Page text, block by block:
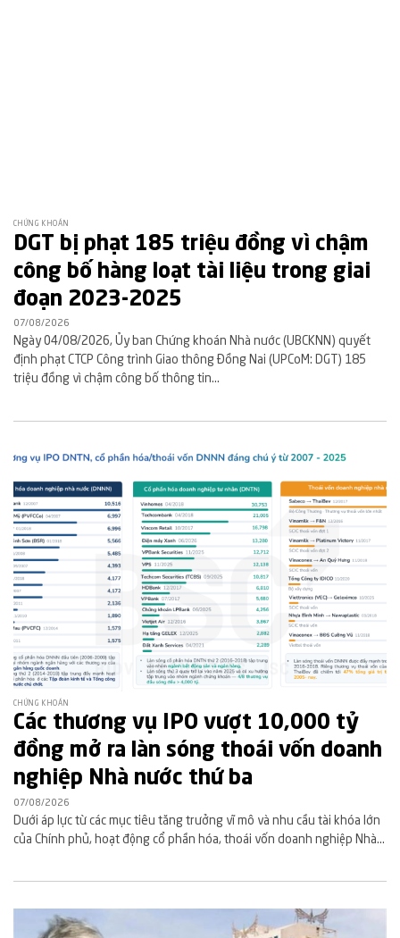
CHỨNG KHOÁN
DGT bị phạt 185 triệu đồng vì chậm
công bố hàng loạt tài liệu trong giai
đoạn 2023-2025
07/08/2026
Ngày 04/08/2026, Ủy ban Chứng khoán Nhà nước (UBCKNN) quyết
định phạt CTCP Công trình Giao thông Đồng Nai (UPCoM: DGT) 185
triệu đồng vì chậm công bố thông tin...
CHỨNG KHOÁN
Các thương vụ IPO vượt 10,000 tỷ
đồng mở ra làn sóng thoái vốn doanh
nghiệp Nhà nước thứ ba
07/08/2026
Dưới áp lực từ các mục tiêu tăng trưởng vĩ mô và nhu cầu tài khóa lớn
của Chính phủ, hoạt động cổ phần hóa, thoái vốn doanh nghiệp Nhà...